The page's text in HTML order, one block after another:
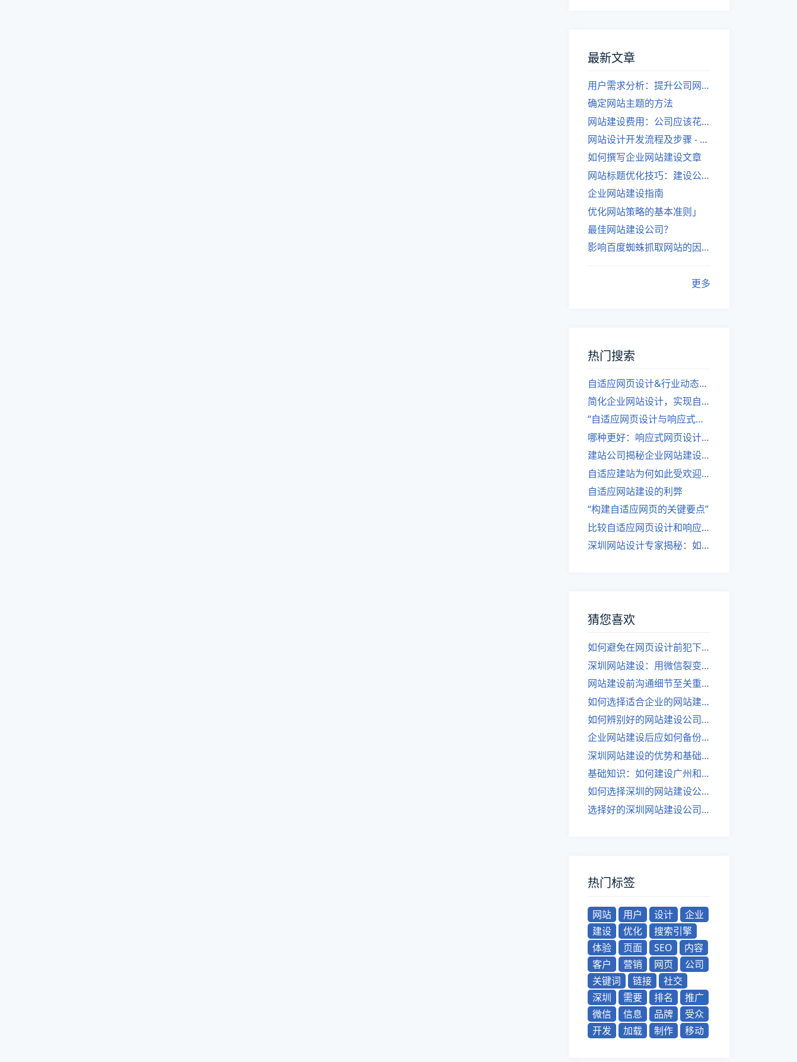
最新文章
用户需求分析：提升公司网站建设效果
确定网站主题的方法
网站建设费用：公司应该花费多少？
网站设计开发流程及步骤 - 优化后的标题
如何撰写企业网站建设文章
网站标题优化技巧：建设公司的专业指导
企业网站建设指南
优化网站策略的基本准则」
最佳网站建设公司？
影响百度蜘蛛抓取网站的因素有哪些？
更多
热门搜索
自适应网页设计&行业动态，关注建站。
简化企业网站设计，实现自适应设计的方法
“自适应网页设计与响应式网站建设的异同”
哪种更好：响应式网页设计还是自适应网站？
建站公司揭秘企业网站建设核心原则
自适应建站为何如此受欢迎？
自适应网站建设的利弊
“构建自适应网页的关键要点”
比较自适应网页设计和响应式网站的差异
深圳网站设计专家揭秘：如何实现自适应网页设计
猜您喜欢
如何避免在网页设计前犯下策划错误的风险：一篇简析
深圳网站建设：用微信裂变吸引流量，实现网络营销
网站建设前沟通细节至关重要
如何选择适合企业的网站建设公司？——深圳网站建设
如何辨别好的网站建设公司？
企业网站建设后应如何备份？
深圳网站建设的优势和基础知识
基础知识：如何建设广州和深圳的网站？
如何选择深圳的网站建设公司？
选择好的深圳网站建设公司：关注细节的重要性
热门标签
网站 用户 设计
企业
建设
优化
搜索引擎
体验
页面 SEO
内容
客户
营销 网页
公司
关键词
链接
社交
深圳
需要 排名
推广
微信
信息 品牌
受众
开发
加载 制作 移动